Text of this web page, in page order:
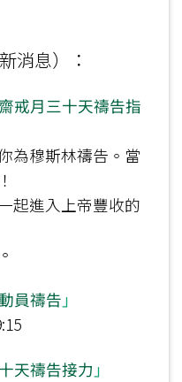
消息）：
齋戒月三十天禱告指
為穆斯林禱告。當
起進入上帝豐收的
。
員禱告」
天禱告接力 」